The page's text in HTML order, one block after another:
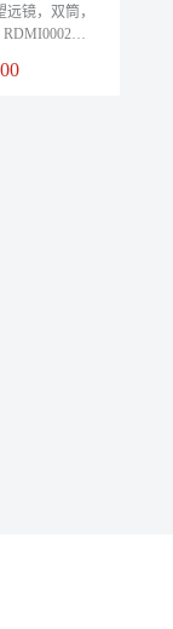
远镜，双筒，
， 1